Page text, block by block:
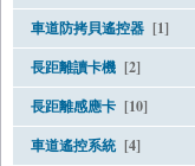
車道防拷貝遙控器 [1]
長距離讀卡機 [2]
長距離感應卡 [10]
車道遙控系統 [4]